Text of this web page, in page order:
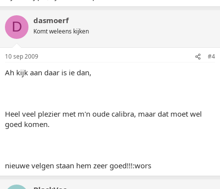
D dasmoerf
Komt weleens kijken
10 sep 2009 #4
Ah kijk aan daar is ie dan,
Heel veel plezier met m'n oude calibra, maar dat moet wel
goed komen.
nieuwe velgen staan hem zeer goed!!!:wors